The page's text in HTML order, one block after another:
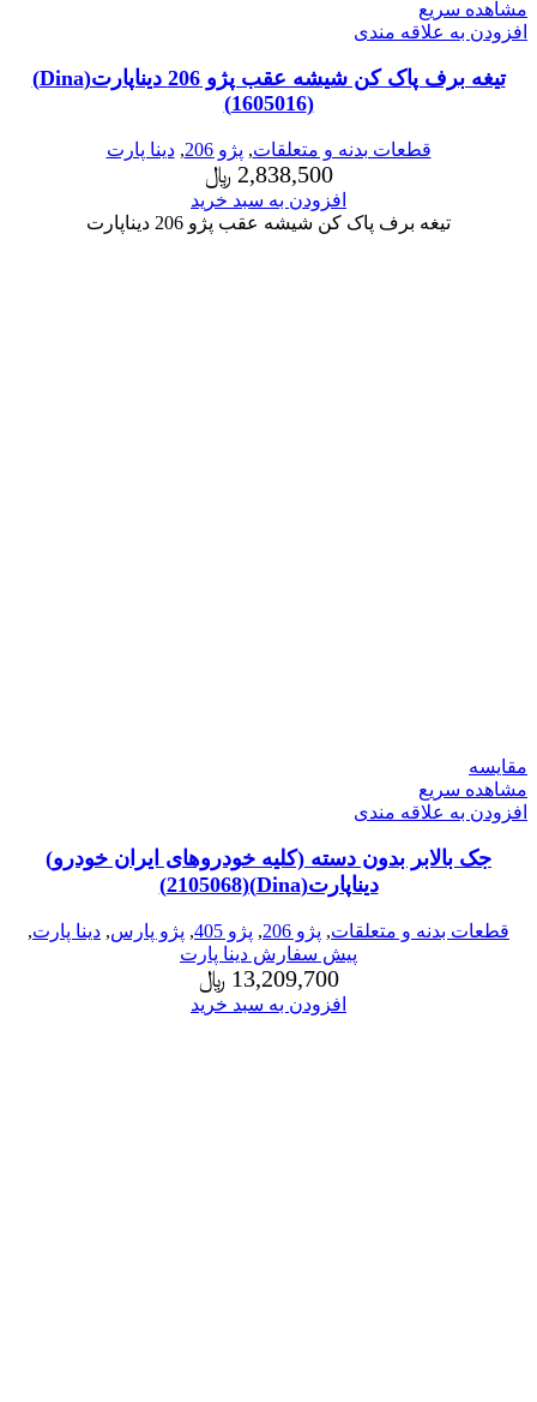
مشاهده سریع
افزودن به علاقه مندی
تیغه برف پاک کن شیشه عقب پژو 206 دیناپارت(Dina)
(1605016)
قطعات بدنه و متعلقات, پژو 206 ,دینا پارت
2,838,500 ﷼
افزودن به سبد خرید
تیغه برف پاک کن شیشه عقب پژو 206 دیناپارت
مقایسه
مشاهده سریع
افزودن به علاقه مندی
جک بالابر بدون دسته (کلیه خودروهای ایران خودرو)
دیناپارت(Dina)(2105068)
قطعات بدنه و متعلقات, پژو 206 , پژو 405 , پژو پارس, دینا پارت,
پیش سفارش دینا پارت
13,209,700 ﷼
افزودن به سبد خرید